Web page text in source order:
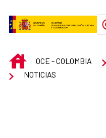
INICIOOCE - COLOMBIA
NOTICIAS